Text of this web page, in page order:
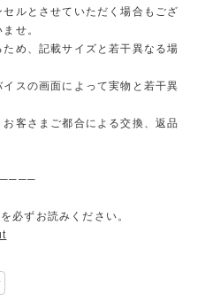
ルとさせていただく場合もござ
せ。
め、記載サイズと若干異なる場
スの画面によって実物と若干異
客さまご都合による交換、返品
必ずお読みください。